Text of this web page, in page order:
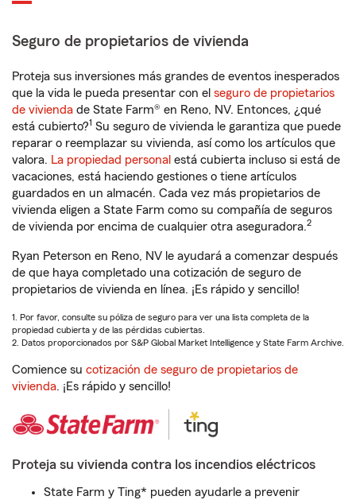
Seguro de propietarios de vivienda
Proteja sus inversiones más grandes de eventos inesperados
que la vida le pueda presentar con el seguro de propietarios
de vivienda de State Farm® en Reno, NV. Entonces, ¿qué
está cubierto?1 Su seguro de vivienda le garantiza que puede
reparar o reemplazar su vivienda, así como los artículos que
valora. La propiedad personal está cubierta incluso si está de
vacaciones, está haciendo gestiones o tiene artículos
guardados en un almacén. Cada vez más propietarios de
vivienda eligen a State Farm como su compañía de seguros
de vivienda por encima de cualquier otra aseguradora.2
Ryan Peterson en Reno, NV le ayudará a comenzar después
de que haya completado una cotización de seguro de
propietarios de vivienda en línea. ¡Es rápido y sencillo!
1. Por favor, consulte su póliza de seguro para ver una lista completa de la
propiedad cubierta y de las pérdidas cubiertas.
2. Datos proporcionados por S&P Global Market Intelligence y State Farm Archive.
Comience su cotización de seguro de propietarios de
vivienda. ¡Es rápido y sencillo!
Proteja su vivienda contra los incendios eléctricos
State Farm y Ting* pueden ayudarle a prevenir